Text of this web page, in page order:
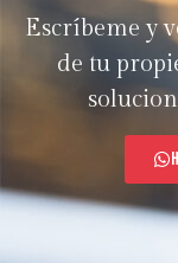
Escríbeme y
de tu